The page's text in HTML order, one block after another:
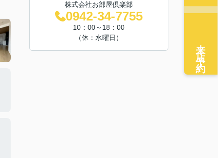
株式会社お部屋倶楽部
0942-34-7755
10：00～18：00
（休：水曜日）
来店予約